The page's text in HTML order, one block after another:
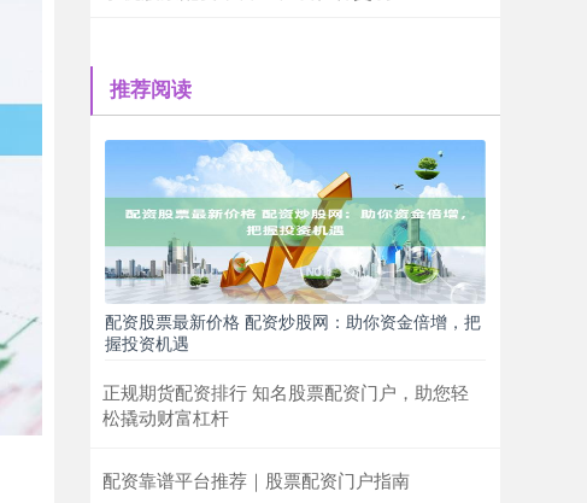
推荐阅读
配资股票最新价格 配资炒股网：助你资金倍增，把
握投资机遇
正规期货配资排行 知名股票配资门户，助您轻
松撬动财富杠杆
配资靠谱平台推荐｜股票配资门户指南